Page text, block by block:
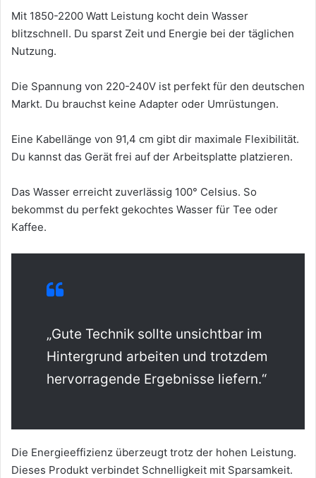
Mit 1850-2200 Watt Leistung kocht dein Wasser
blitzschnell. Du sparst Zeit und Energie bei der täglichen
Nutzung.
Die Spannung von 220-240V ist perfekt für den deutschen
Markt. Du brauchst keine Adapter oder Umrüstungen.
Eine Kabellänge von 91,4 cm gibt dir maximale Flexibilität.
Du kannst das Gerät frei auf der Arbeitsplatte platzieren.
Das Wasser erreicht zuverlässig 100° Celsius. So
bekommst du perfekt gekochtes Wasser für Tee oder
Kaffee.
„Gute Technik sollte unsichtbar im
Hintergrund arbeiten und trotzdem
hervorragende Ergebnisse liefern.“
Die Energieeffizienz überzeugt trotz der hohen Leistung.
Dieses Produkt verbindet Schnelligkeit mit Sparsamkeit.